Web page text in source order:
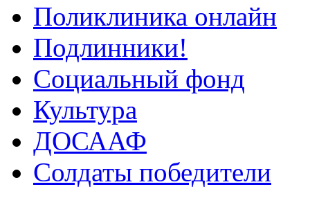
Поликлиника онлайн
Подлинники!
Социальный фонд
Культура
ДОСААФ
Солдаты победители